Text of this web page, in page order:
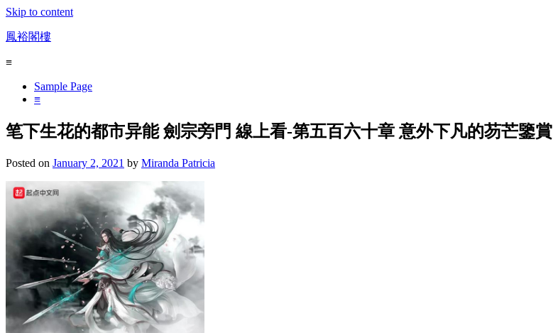
Skip to content
鳳裕閣樓
≡
Sample Page
≡
笔下生花的都市异能 劍宗旁門 線上看-第五百六十章 意外下凡的芴芒鑒賞
Posted on January 2, 2021 by Miranda Patricia